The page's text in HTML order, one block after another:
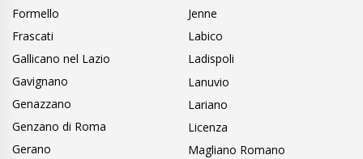
Formello
Frascati
Gallicano nel Lazio
Gavignano
Genazzano
Genzano di Roma
Gerano
Jenne
Labico
Ladispoli
Lanuvio
Lariano
Licenza
Magliano Romano